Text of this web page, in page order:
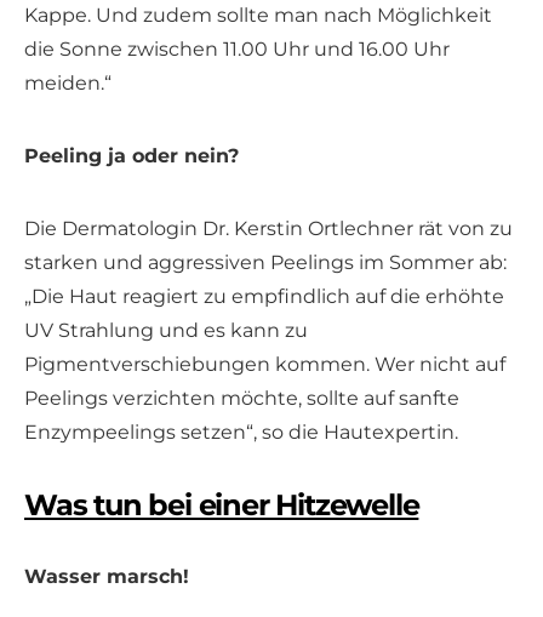
Kappe. Und zudem sollte man nach Möglichkeit
die Sonne zwischen 11.00 Uhr und 16.00 Uhr
meiden.“
Peeling ja oder nein?
Die Dermatologin Dr. Kerstin Ortlechner rät von zu
starken und aggressiven Peelings im Sommer ab:
„Die Haut reagiert zu empfindlich auf die erhöhte
UV Strahlung und es kann zu
Pigmentverschiebungen kommen. Wer nicht auf
Peelings verzichten möchte, sollte auf sanfte
Enzympeelings setzen“, so die Hautexpertin.
Was tun bei einer Hitzewelle
Wasser marsch!